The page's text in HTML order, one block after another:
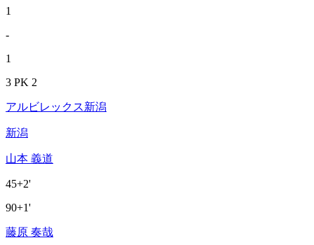
1
-
1
3 PK 2
アルビレックス新潟
新潟
山本 義道
45+2'
90+1'
藤原 奏哉